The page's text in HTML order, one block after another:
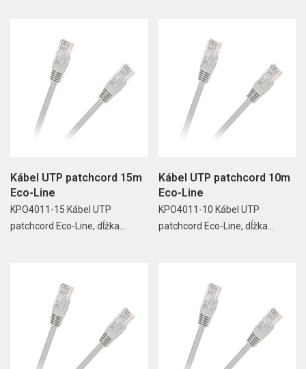
Kábel UTP patchcord 15m
Eco-Line
KPO4011-15 Kábel UTP
patchcord Eco-Line, dĺžka...
Kábel UTP patchcord 10m
Eco-Line
KPO4011-10 Kábel UTP
patchcord Eco-Line, dĺžka...